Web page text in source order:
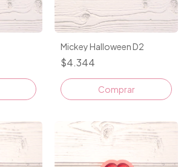
Mickey Halloween D2
$4.344
Comprar